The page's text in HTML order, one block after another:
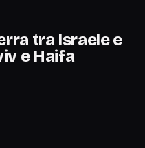
tra Israele e
e Haifa